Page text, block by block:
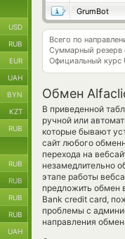
GrumBot
Всего по
Суммарный резерв
Официальный курс
Обмен
В приведенной
ручной или
которые бывают
сайт любого
перехода на
незамедлительно
этапе работы
предложить обмен
Bank credit card,
проблемы с
направления
USD
RUB
EUR
UAH
BYN
KZT
RUB
RUB
RUB
RUB
RUB
UAH